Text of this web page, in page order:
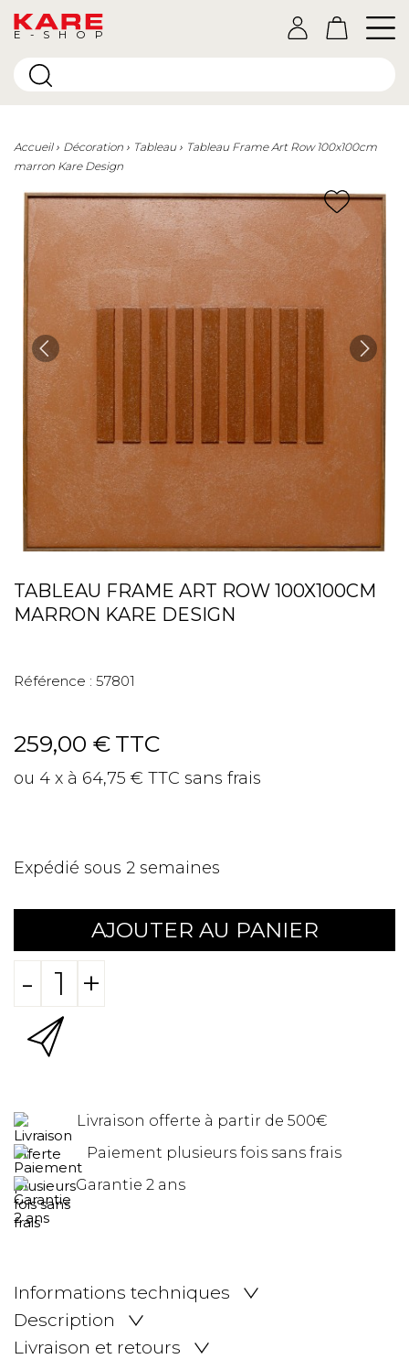
E-SHOP
Accueil Décoration Tableau
Tableau Frame Art Row 100x100cm
marron Kare Design
TABLEAU FRAME ART ROW 100X100CM
MARRON KARE DESIGN
Référence : 57801
259,00 € TTC
ou 4 x à 64,75 € TTC sans frais
Expédié sous 2 semaines
AJOUTER AU PANIER
- +
Livraison offerte à partir de 500€
Paiement plusieurs fois sans frais
Garantie 2 ans
Informations techniques
Description
Livraison et retours